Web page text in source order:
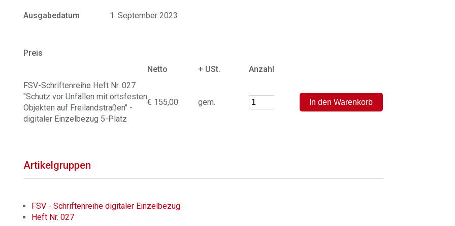
Ausgabedatum 1. September 2023
Preis
Netto
+ USt.
Anzahl
FSV-Schriftenreihe Heft Nr. 027
"Schutz vor Unfällen mit ortsfesten
Objekten auf Freilandstraßen" -
digitaler Einzelbezug 5-Platz
€ 155,00 gem.
Artikelgruppen
FSV - Schriftenreihe digitaler Einzelbezug
Heft Nr. 027